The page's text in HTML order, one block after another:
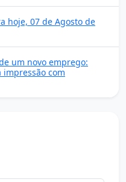
hoje, 07 de Agosto de
um novo emprego:
com